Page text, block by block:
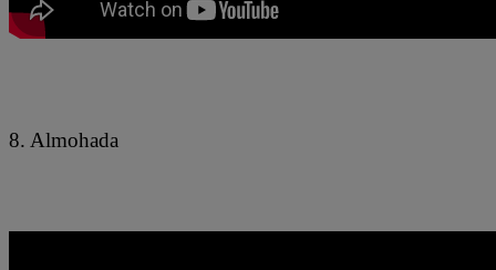
8. Almohada